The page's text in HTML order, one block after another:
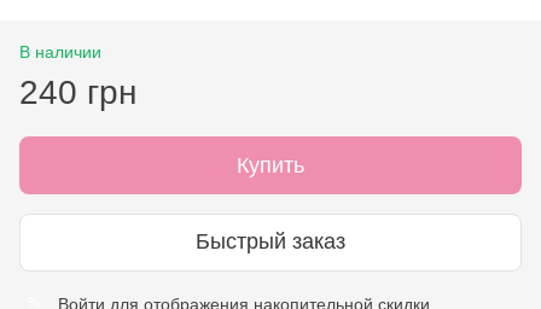
В наличии
240 грн
Купить
Быстрый заказ
Войти для отображения накопительной скидки